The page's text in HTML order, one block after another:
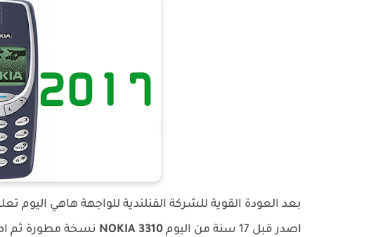
بعد العودة القوية للشركة الفنلندية للواجهة هاهي
اصدر قبل 17 سنة من اليوم
NOKIA 3310